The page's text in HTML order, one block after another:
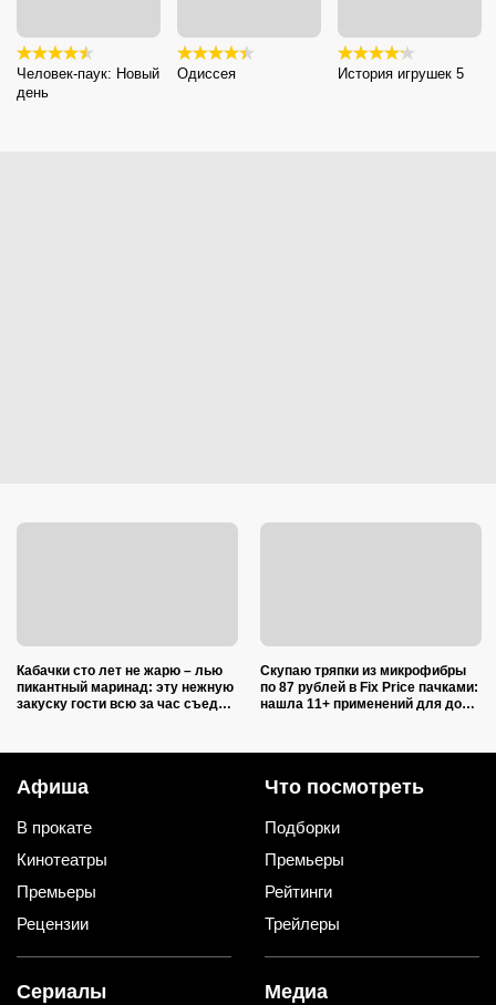
Человек-паук: Новый
день
Одиссея История игрушек 5
Кабачки сто лет не жарю – лью
пикантный маринад: эту нежную
закуску гости всю за час съедят
Скупаю тряпки из микрофибры
по 87 рублей в Fix Price пачками:
нашла 11+ применений для дома
Афиша
В прокате
Кинотеатры
Премьеры
Рецензии
Что посмотреть
Подборки
Премьеры
Рейтинги
Трейлеры
Сериалы Медиа